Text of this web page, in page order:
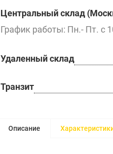
Центральный склад
График работы: Пн.- Пт. с
Удаленный склад
Транзит
Описание